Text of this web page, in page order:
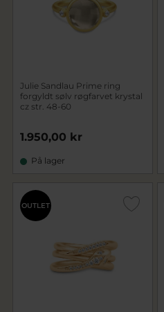
Julie Sandlau Prime ring
forgyldt sølv røgfarvet krystal
cz str. 48-60
1.950,00 kr
På lager
OUTLET